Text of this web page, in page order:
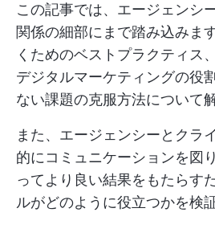
この記事では、エージェンシ
関係の細部にまで踏み込みま
くためのベストプラクティス
デジタルマーケティングの役
ない課題の克服方法について
また、エージェンシーとクラ
的にコミュニケーションを図
ってより良い結果をもたらす
ルがどのように役立つかを検